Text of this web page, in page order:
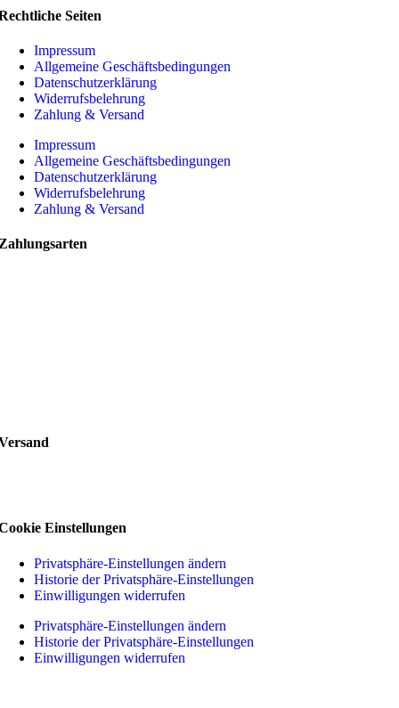
Seiten
Impressum
Allgemeine Geschäftsbedingungen
Datenschutzerklärung
Widerrufsbelehrung
Zahlung & Versand
Impressum
Allgemeine Geschäftsbedingungen
Datenschutzerklärung
Widerrufsbelehrung
Zahlung & Versand
Einstellungen
Privatsphäre-Einstellungen ändern
Historie der Privatsphäre-Einstellungen
Einwilligungen widerrufen
Privatsphäre-Einstellungen ändern
Historie der Privatsphäre-Einstellungen
Einwilligungen widerrufen